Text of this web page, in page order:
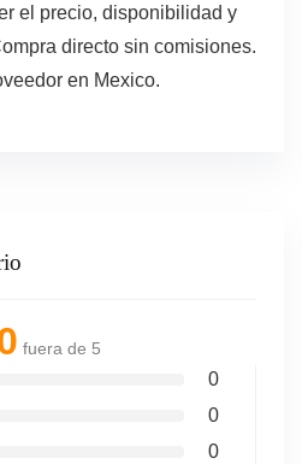
el precio, disponibilidad y
directo sin comisiones.
en Mexico.
fuera de 5
0
0
0